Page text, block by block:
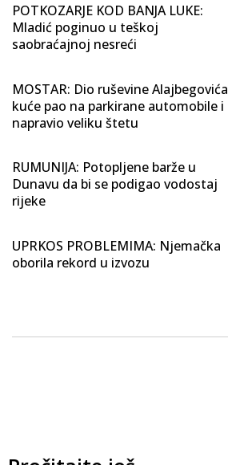
POTKOZARJE KOD BANJA LUKE:
Mladić poginuo u teškoj
saobraćajnoj nesreći
MOSTAR: Dio ruševine Alajbegovića
kuće pao na parkirane automobile i
napravio veliku štetu
RUMUNIJA: Potopljene barže u
Dunavu da bi se podigao vodostaj
rijeke
UPRKOS PROBLEMIMA: Njemačka
oborila rekord u izvozu